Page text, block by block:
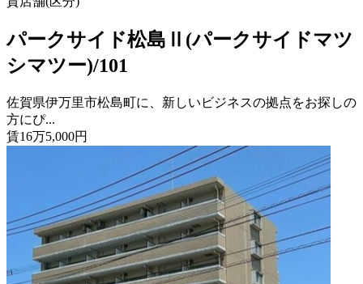
パークサイド松島Ⅱ(パークサイドマツ
シマツー)/101
佐賀県伊万里市松島町に、新しいビジネスの拠点をお探しの
方にぴ...
賃16万5,000円